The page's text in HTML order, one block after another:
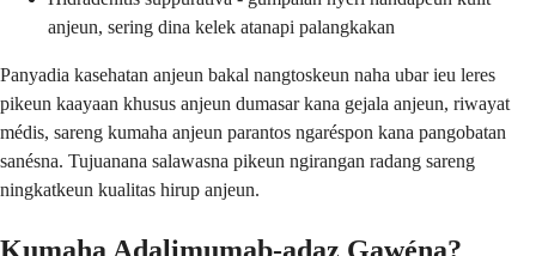
anjeun, sering dina kelek atanapi palangkakan
Panyadia kasehatan anjeun bakal nangtoskeun naha ubar ieu leres
pikeun kaayaan khusus anjeun dumasar kana gejala anjeun, riwayat
médis, sareng kumaha anjeun parantos ngaréspon kana pangobatan
sanésna. Tujuanana salawasna pikeun ngirangan radang sareng
ningkatkeun kualitas hirup anjeun.
Kumaha Adalimumab-adaz Gawéna?